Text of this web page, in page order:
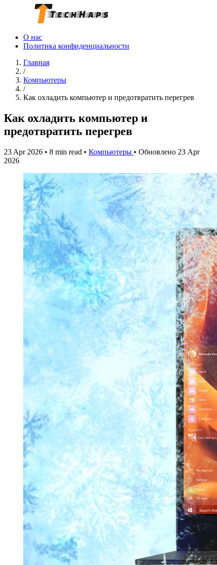
О нас
Политика конфиденциальности
Главная
/
Компьютеры
/
Как охладить компьютер и предотвратить перегрев
Как охладить компьютер и
предотвратить перегрев
23 Apr 2026 • 8 min read • Компьютеры • Обновлено 23 Apr
2026